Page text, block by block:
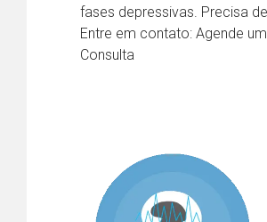
fases depressivas. Precisa
Entre em contato: Agende
Consulta